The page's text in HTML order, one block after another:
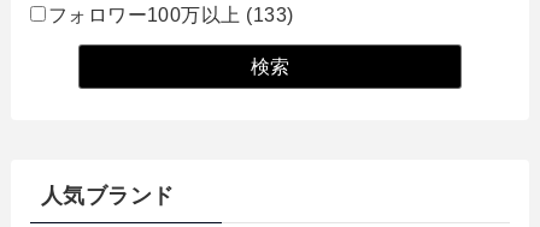
フォロワー100万以上 (133)
人気ブランド